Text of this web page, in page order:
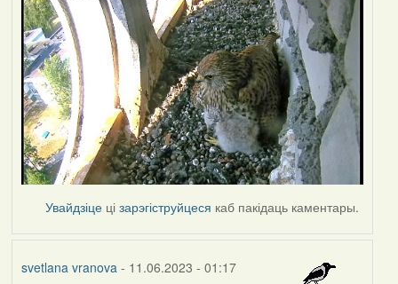
Увайдзіце цізарэгіструйцеся каб пакідаць каментары.
svetlana vranova- 11.06.2023 - 01:17